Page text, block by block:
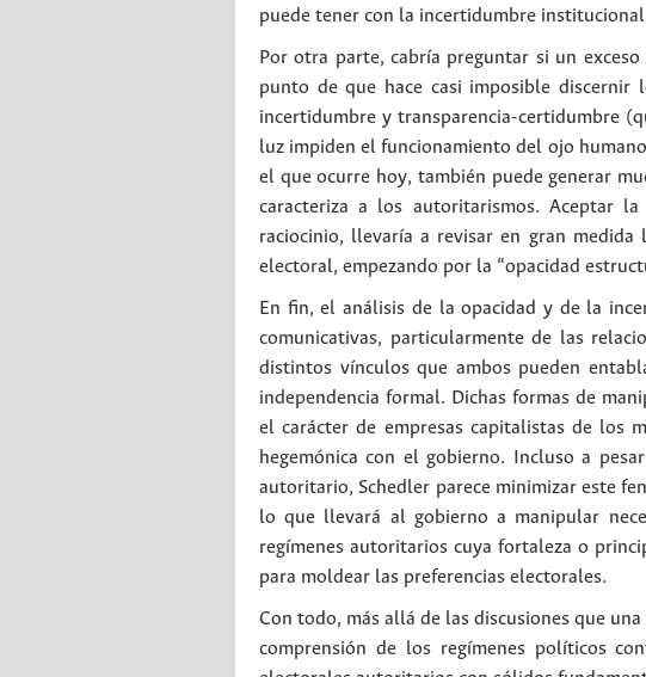
puede tener con la incertidumbre
Por otra parte, cabría preguntar si un
punto de que hace casi imposible
incertidumbre y transparencia-certidumbre
luz impiden el funcionamiento del ojo
el que ocurre hoy, también puede generar
caracteriza a los autoritarismos. Aceptar
raciocinio, llevaría a revisar en gran
electoral, empezando por la “opacidad
En fin, el análisis de la opacidad y de la
comunicativas, particularmente de las
distintos vínculos que ambos pueden
independencia formal. Dichas formas de
el carácter de empresas capitalistas de los
hegemónica con el gobierno. Incluso a
autoritario, Schedler parece minimizar este
lo que llevará al gobierno a manipular
regímenes autoritarios cuya fortaleza o
para moldear las preferencias electorales.
Con todo, más allá de las discusiones que
comprensión de los regímenes políticos